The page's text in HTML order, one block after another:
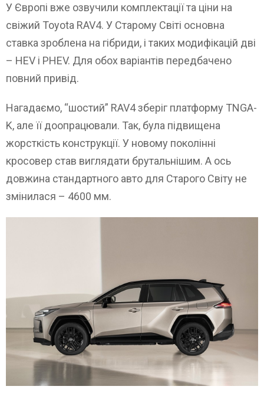
У Європі вже озвучили комплектації та ціни на
свіжий Toyota RAV4. У Старому Світі основна
ставка зроблена на гібриди, і таких модифікацій дві
– HEV і PHEV. Для обох варіантів передбачено
повний привід.
Нагадаємо, “шостий” RAV4 зберіг платформу TNGA-
K, але її доопрацювали. Так, була підвищена
жорсткість конструкції. У новому поколінні
кросовер став виглядати брутальнішим. А ось
довжина стандартного авто для Старого Світу не
змінилася – 4600 мм.